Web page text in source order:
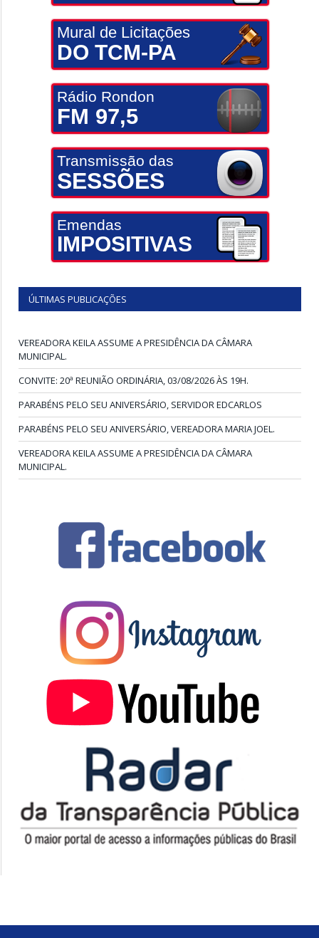
Mural de Licitações
DO TCM-PA
Rádio Rondon
FM 97,5
Transmissão das
SESSÕES
Emendas
IMPOSITIVAS
ÚLTIMAS PUBLICAÇÕES
VEREADORA KEILA ASSUME A PRESIDÊNCIA DA CÂMARA
MUNICIPAL.
CONVITE: 20ª REUNIÃO ORDINÁRIA, 03/08/2026 ÀS 19H.
PARABÉNS PELO SEU ANIVERSÁRIO, SERVIDOR EDCARLOS
PARABÉNS PELO SEU ANIVERSÁRIO, VEREADORA MARIA JOEL.
VEREADORA KEILA ASSUME A PRESIDÊNCIA DA CÂMARA
MUNICIPAL.